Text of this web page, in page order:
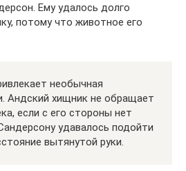
Ему удалось долго
потому что животное его
необычная
Андский хищник не обращает
если с его стороны нет
удавалось подойти
вытянутой руки.